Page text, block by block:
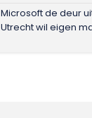
Microsoft de deur
Utrecht wil eigen